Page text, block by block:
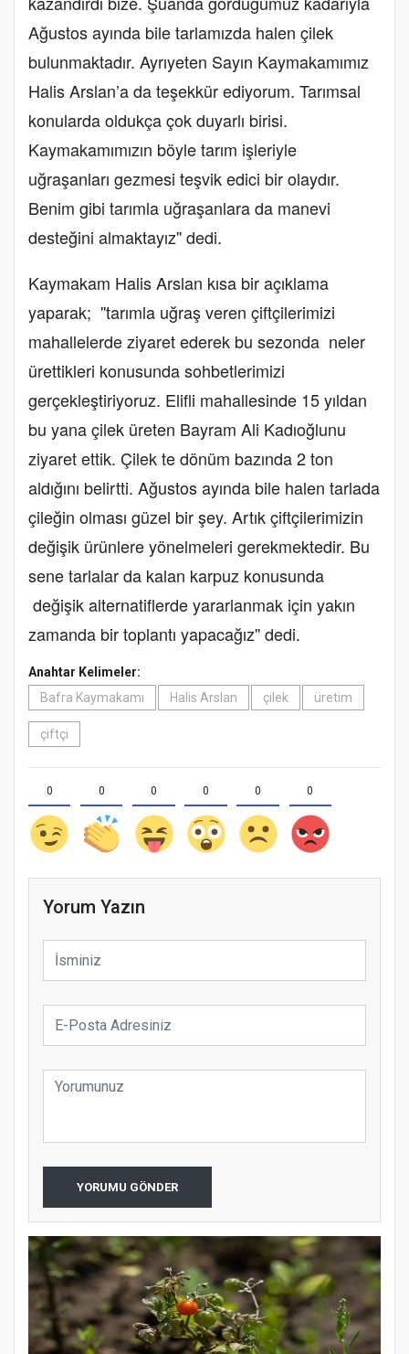
Ağustos ayında bile tarlamızda halen çilek
bulunmaktadır. Ayrıyeten Sayın Kaymakamımız
Halis Arslan’a da teşekkür ediyorum. Tarımsal
konularda oldukça çok duyarlı birisi.
Kaymakamımızın böyle tarım işleriyle
uğraşanları gezmesi teşvik edici bir olaydır.
Benim gibi tarımla uğraşanlara da manevi
desteğini almaktayız'' dedi.
Kaymakam Halis Arslan kısa bir açıklama
yaparak; ''tarımla uğraş veren çiftçilerimizi
mahallelerde ziyaret ederek bu sezonda neler
ürettikleri konusunda sohbetlerimizi
gerçekleştiriyoruz. Elifli mahallesinde 15 yıldan
bu yana çilek üreten Bayram Ali Kadıoğlunu
ziyaret ettik. Çilek te dönüm bazında 2 ton
aldığını belirtti. Ağustos ayında bile halen tarlada
çileğin olması güzel bir şey. Artık çiftçilerimizin
değişik ürünlere yönelmeleri gerekmektedir. Bu
sene tarlalar da kalan karpuz konusunda
değişik alternatiflerde yararlanmak için yakın
zamanda bir toplantı yapacağız'' dedi.
Anahtar Kelimeler:
Bafra Kaymakamı
Halis Arslan çilek üretim
çiftçi
0 0 0 0 0 0
Yorum Yazın
YORUMU GÖNDER